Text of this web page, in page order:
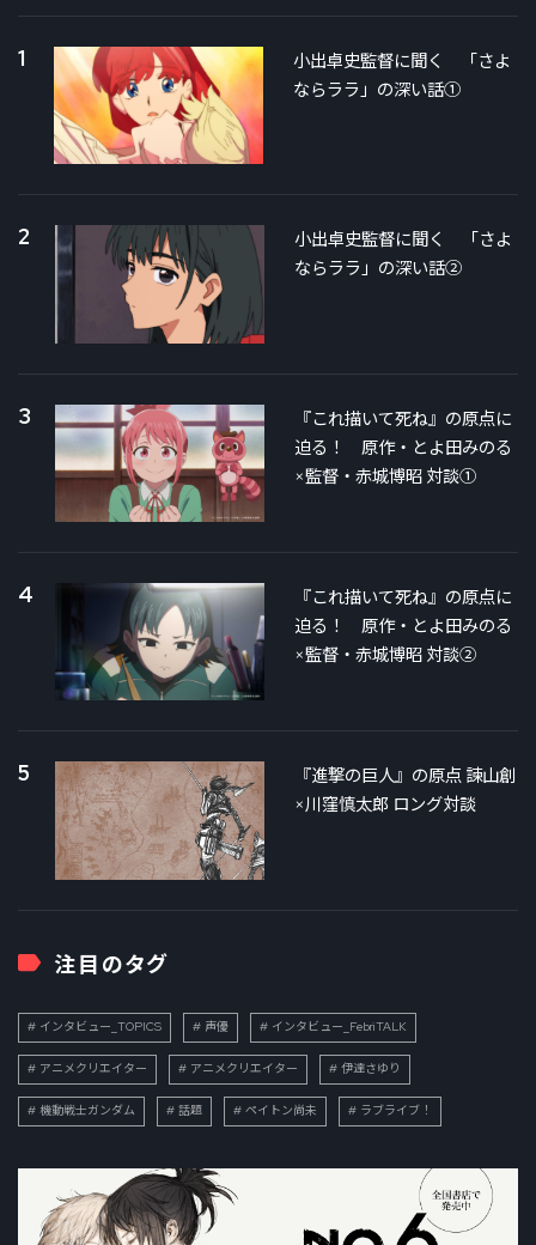
1
小出卓史監督に聞く 「さよ
ならララ」の深い話①
2
小出卓史監督に聞く 「さよ
ならララ」の深い話②
3
『これ描いて死ね』の原点に
迫る！ 原作・とよ田みのる
×監督・赤城博昭 対談①
4
『これ描いて死ね』の原点に
迫る！ 原作・とよ田みのる
×監督・赤城博昭 対談②
5
『進撃の巨人』の原点 諫山創
×川窪慎太郎 ロング対談
注目のタグ
インタビュー_TOPICS 声優 インタビュー_FebriTALK
アニメクリエイター アニメクリエイター 伊達さゆり
機動戦士ガンダム 話題 ペイトン尚未 ラブライブ！